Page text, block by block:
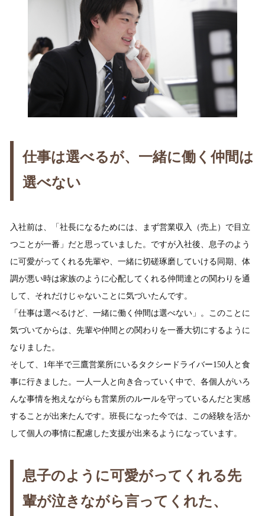
仕事は選べるが、一緒に働く仲間は
選べない
入社前は、「社長になるためには、まず営業収入（売上）で目立
つことが一番」だと思っていました。ですが入社後、息子のよう
に可愛がってくれる先輩や、一緒に切磋琢磨していける同期、体
調が悪い時は家族のように心配してくれる仲間達との関わりを通
して、それだけじゃないことに気づいたんです。
「仕事は選べるけど、一緒に働く仲間は選べない」。このことに
気づいてからは、先輩や仲間との関わりを一番大切にするように
なりました。
そして、1年半で三鷹営業所にいるタクシードライバー150人と食
事に行きました。一人一人と向き合っていく中で、各個人がいろ
んな事情を抱えながらも営業所のルールを守っているんだと実感
することが出来たんです。班長になった今では、この経験を活か
して個人の事情に配慮した支援が出来るようになっています。
息子のように可愛がってくれる先
輩が泣きながら言ってくれた、